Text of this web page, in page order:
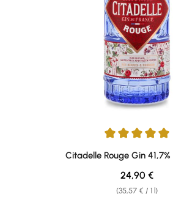
Average rating of 5 out of 5 stars
Citadelle Rouge Gin
(35,57 € / 1 l)
Regular
24,90 €